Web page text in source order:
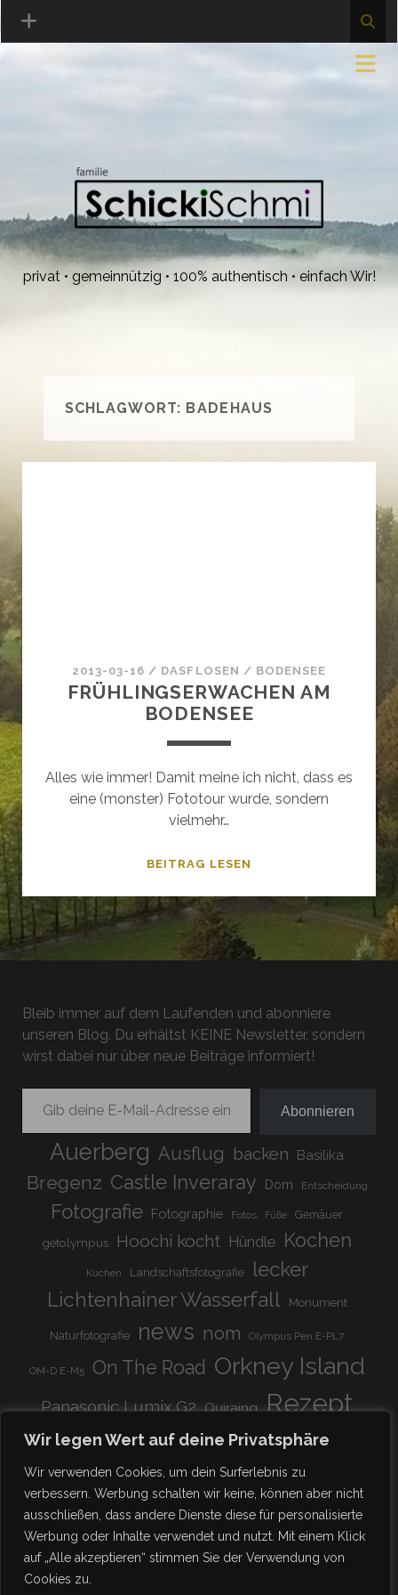
Wir legen Wert auf deine Privatsphäre
Wir verwenden Cookies, um dein Surferlebnis zu
verbessern. Werbung schalten wir keine, können aber nicht
ausschließen, dass andere Dienste diese für personalisierte
Werbung oder Inhalte verwendet und nutzt. Mit einem Klick
auf „Alle akzeptieren“ stimmen Sie der Verwendung von
Cookies zu.
privat • gemeinnützig • 100% authentisch • einfach Wir!
SCHLAGWORT: BADEHAUS
2013-03-16 / DASFLOSEN / BODENSEE
FRÜHLINGSERWACHEN AM
BODENSEE
Alles wie immer! Damit meine ich nicht, dass es
eine (monster) Fototour wurde, sondern
vielmehr…
BEITRAG LESEN
Bleib immer auf dem Laufenden und abonniere
unseren Blog. Du erhältst KEINE Newsletter, sondern
wirst dabei nur über neue Beiträge informiert!
Gib deine E-Mail-Adresse ein ...
Abonnieren
Auerberg Ausflug backen Basilika
Bregenz Castle Inveraray Dom Entscheidung
Fotografie Fotographie Fotos Füße Gemäuer
getolympus Hoochi kocht Hündle Kochen
Kuchen Landschaftsfotografie lecker
Lichtenhainer Wasserfall Monument
Naturfotografie news nom Olympus Pen E-PL7
OM-D E-M5 On The Road Orkney Island
Panasonic Lumix G2 Quiraing Rezept
Rundreise schnell & einfach Scotland
Stadion super lecker Systemkamera
vegetarisch Viadukt weitnau woooohoooo!!!!
zu Hause ♥